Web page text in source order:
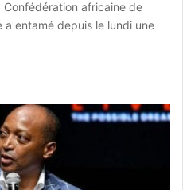
africaine de
entamé depuis le lundi une